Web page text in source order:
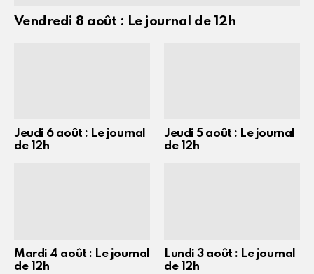
Vendredi 8 août : Le journal de 12h
Jeudi 6 août : Le journal
de 12h
Jeudi 5 août : Le journal
de 12h
Mardi 4 août : Le journal
de 12h
Lundi 3 août : Le journal
de 12h